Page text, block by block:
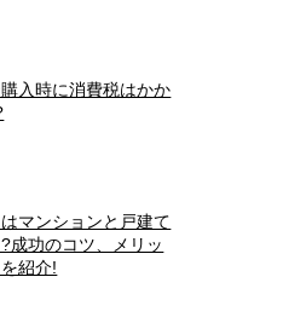
入時に消費税はかか
マンションと戸建て
成功のコツ、メリッ
紹介!